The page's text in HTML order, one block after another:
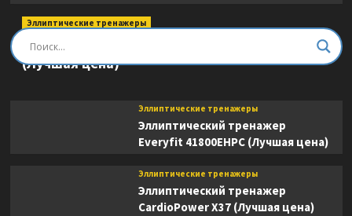
Эллиптические тренажеры
Эллиптический тренажер DFC E8745T
(Лучшая цена)
Эллиптические тренажеры
Эллиптический тренажер
Everyfit 41800EHPC (Лучшая цена)
Эллиптические тренажеры
Эллиптический тренажер
CardioPower X37 (Лучшая цена)